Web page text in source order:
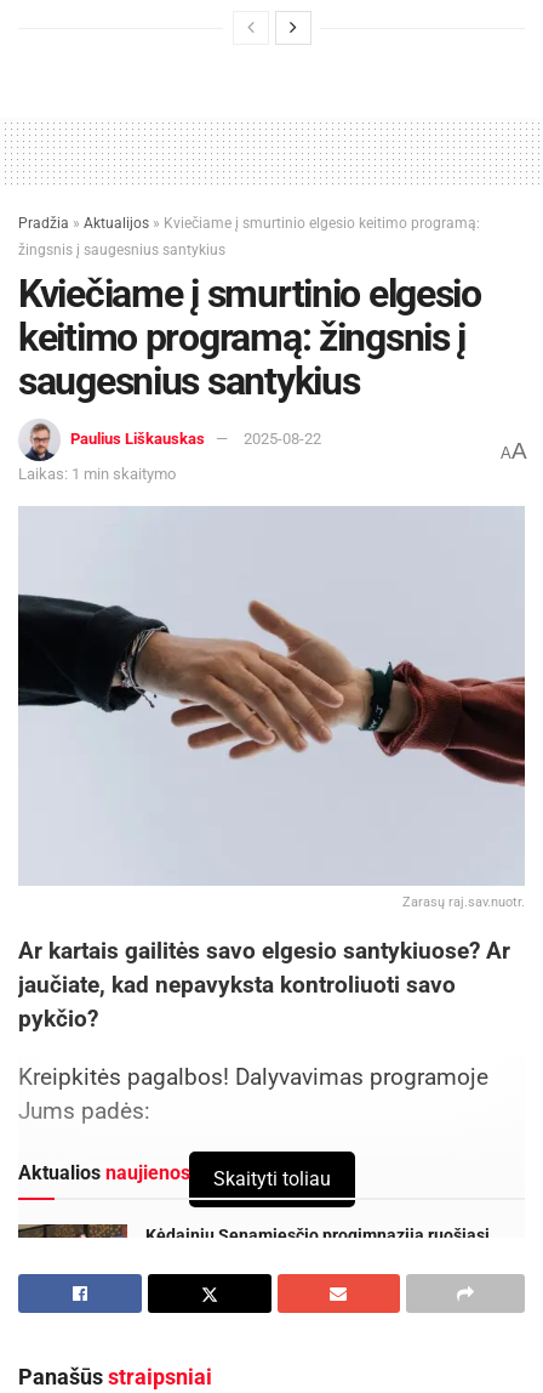
Pradžia » Aktualijos » Kviečiame į smurtinio elgesio keitimo programą:
žingsnis į saugesnius santykius
Kviečiame į smurtinio elgesio
keitimo programą: žingsnis į
saugesnius santykius
Paulius Liškauskas
2025-08-22
Laikas: 1 min skaitymo
AA
Zarasų raj.sav.nuotr.
Ar kartais gailitės savo elgesio santykiuose? Ar
jaučiate, kad nepavyksta kontroliuoti savo
pykčio?
Kreipkitės pagalbos! Dalyvavimas programoje
Jums padės:
Aktualios naujienos
Kėdainių Senamiesčio progimnazija ruošiasi
2026-08-07
praktikos slaugytojų
Skaityti toliau
Panašūsstraipsniai